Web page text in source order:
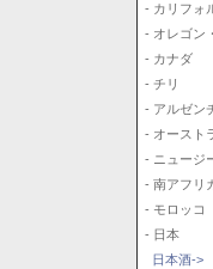
- カリフォ
- オレゴン
- カナダ
- チリ
- アルゼン
- オースト
- ニュージ
- 南アフリ
- モロッコ
- 日本
日本酒->